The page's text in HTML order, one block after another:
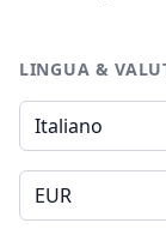
LINGUA &
Lingua
Valuta